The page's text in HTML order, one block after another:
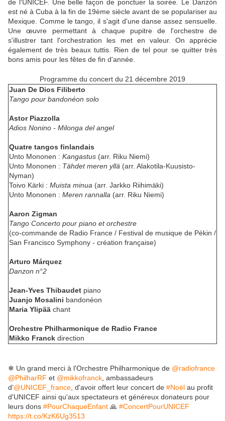
de l'UNICEF. Une belle façon de ponctuer la soirée. Le Danzón
est né à Cuba à la fin de 19ème siècle avant de se populariser au
Mexique. Comme le tango, il s'agit d'une danse assez sensuelle.
Une œuvre permettant à chaque pupitre de l'orchestre de
s'illustrer tant l'orchestration les met en valeur. On apprécie
également de très beaux tuttis. Rien de tel pour se quitter très
bons amis pour les fêtes de fin d'année.
Programme du concert du 21 décembre 2019
Juan De Dios Filiberto
Tango pour bandonéon solo
Astor Piazzolla
Adios Nonino - Milonga del angel
Quatre tangos finlandais
Unto Mononen : Kangastus (arr. Riku Niemi)
Unto Mononen : Tähdet meren yllä (arr. Alakotila-Kuusisto-
Nyman)
Toivo Kärki : Muista minua (arr. Jarkko Riihimäki)
Unto Mononen : Meren rannalla (arr. Riku Niemi)
Aaron Zigman
Tango Concerto pour piano et orchestre
(co-commande de Radio France / Festival de musique de Pékin /
San Francisco Symphony - création française)
Arturo Márquez
Danzon n°2
Jean-Yves Thibaudet piano
Juanjo Mosalini bandonéon
Maria Ylipää chant
Orchestre Philharmonique de Radio France
Mikko Franck direction
❄ Un grand merci à l'Orchestre Philharmonique de @radiofrance
@PhilharRF et @mikkofranck , ambassadeurs
d’@UNICEF_france , d'avoir offert leur concert de #Noël au profit
d'UNICEF ainsi qu'aux spectateurs et généreux donateurs pour
leurs dons #PourChaqueEnfant 🙏 #ConcertPourUNICEF
https://t.co/KzK6Ug3513